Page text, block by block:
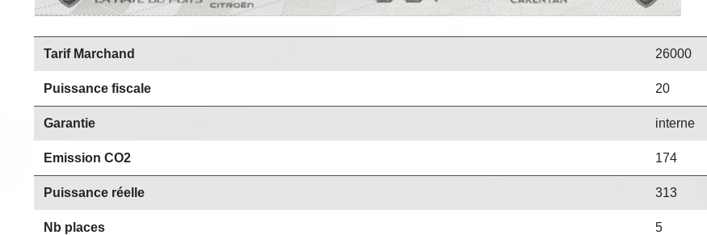
Tarif Marchand 26000
Puissance fiscale 20
Garantie interne
Emission CO2 174
Puissance réelle 313
Nb places 5